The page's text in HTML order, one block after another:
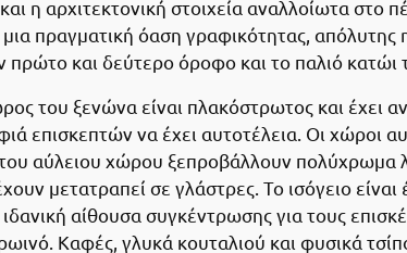
η αρχιτεκτονική στοιχεία αναλλοίωτα
πραγματική όαση γραφικότητας, απόλυτης
και δεύτερο όροφο και το παλιό κατώι
του ξενώνα είναι πλακόστρωτος και έχει
επισκεπτών να έχει αυτοτέλεια. Οι χώροι
αύλειου χώρου ξεπροβάλλουν πολύχρωμα
μετατραπεί σε γλάστρες. Το ισόγειο
ιδανική αίθουσα συγκέντρωσης για τους
Καφές, γλυκά κουταλιού και φυσικά